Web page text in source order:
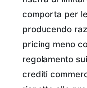
comporta per
producendo
pricing meno
regolamento
crediti